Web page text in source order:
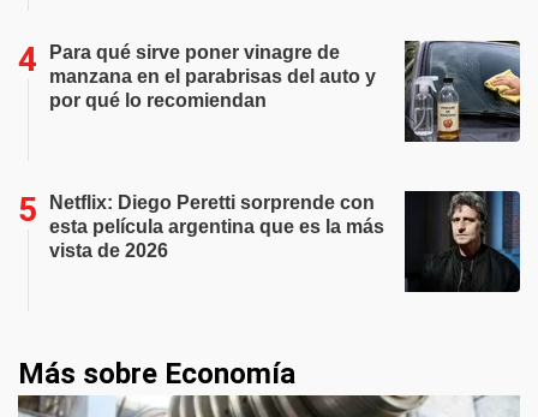
Para qué sirve poner vinagre de
manzana en el parabrisas del auto y
por qué lo recomiendan
Netflix: Diego Peretti sorprende con
esta película argentina que es la más
vista de 2026
Más sobre Economía